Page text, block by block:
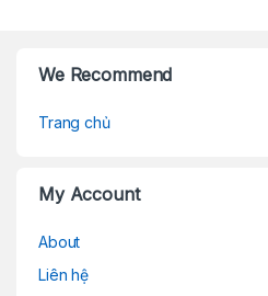
We Recommend
Trang chủ
My Account
About
Liên hệ